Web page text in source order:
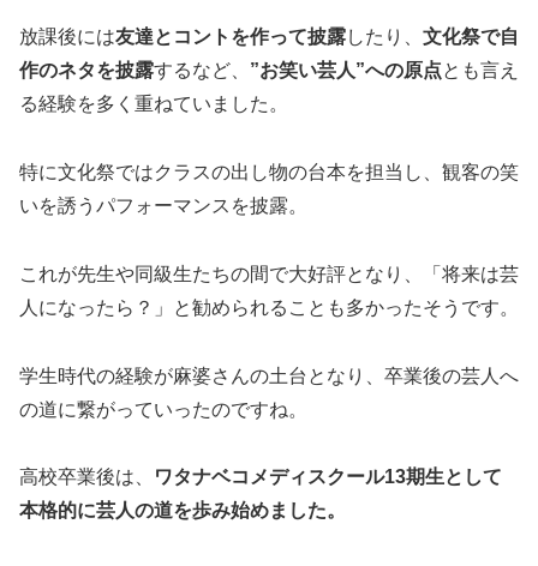
放課後には友達とコントを作って披露したり、 文化祭で自
作のネタを披露するなど、 ”お笑い芸人”への原点とも言え
る経験を多く重ねていました。
特に文化祭ではクラスの出し物の台本を担当し、観客の笑
いを誘うパフォーマンスを披露。
これが先生や同級生たちの間で大好評となり、「将来は芸
人になったら？」と勧められることも多かったそうです。
学生時代の経験が麻婆さんの土台となり、卒業後の芸人へ
の道に繋がっていったのですね。
高校卒業後は、
ワタナベコメディスクール13期生として
本格的に芸人の道を歩み始めました。